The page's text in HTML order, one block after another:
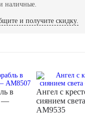
наличные.
и получите скидку.
в
—
Ангел с
сиянием
AM9535